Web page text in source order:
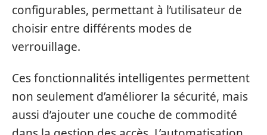
configurables, permettant à l’utilisateur de
choisir entre différents modes de
verrouillage.
Ces fonctionnalités intelligentes permettent
non seulement d’améliorer la sécurité, mais
aussi d’ajouter une couche de commodité